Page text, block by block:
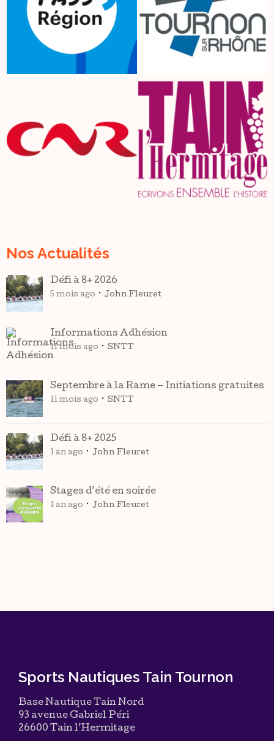
Nos Actualités
Défi à 8+ 2026
5 mois ago John Fleuret
Informations Adhésion
11 mois ago SNTT
Septembre à la Rame – Initiations gratuites
11 mois ago SNTT
Défi à 8+ 2025
1 an ago John Fleuret
Stages d’été en soirée
1 an ago John Fleuret
Sports Nautiques Tain Tournon
Base Nautique Tain Nord
93 avenue Gabriel Péri
26600 Tain l’Hermitage